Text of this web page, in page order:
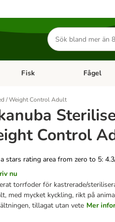
Sök
efter
produkter
Katt Open category menu: Smådjur
Fisk Open
Fågel
/ Weight Control Adult
Control
stars rating area from zero to 5:
nu
torrfoder för kastrerade/
med mycket kyckling, rikt på
tillagat utan vete Mer